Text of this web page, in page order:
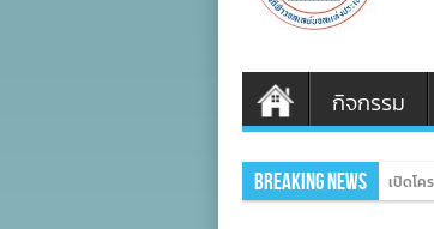
กิจกรรม
Breaking News ภาครั